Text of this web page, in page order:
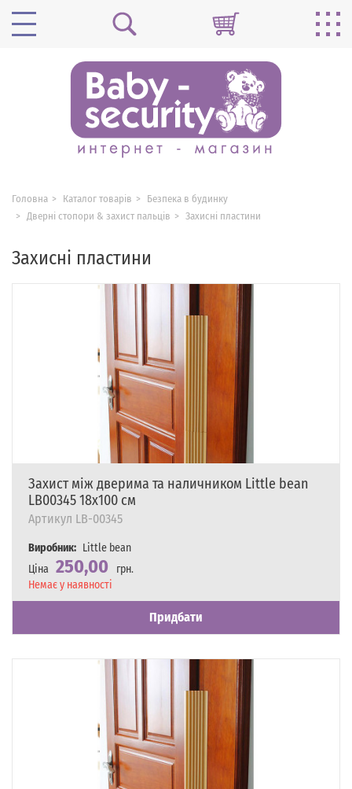
Головна Каталог товарів
Безпека в будинку
Дверні стопори & захист пальців
Захисні пластини
Захисні пластини
Захист між дверима та наличником Little bean
LB00345 18х100 см
Артикул LB-00345
Виробник: Little bean
Ціна 250,00
грн.
Наявність
Немає у наявності
Придбати